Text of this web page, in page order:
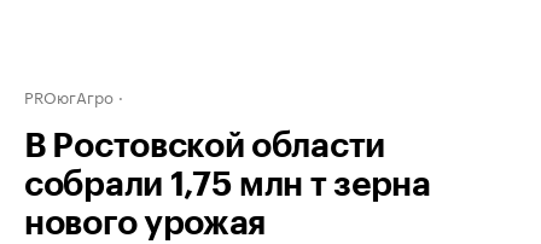
PROюгАгро
В Ростовской области
собрали 1,75 млн т зерна
нового урожая